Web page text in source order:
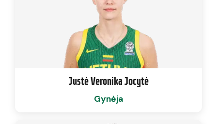
Justė Veronika Jocytė
Gynėja